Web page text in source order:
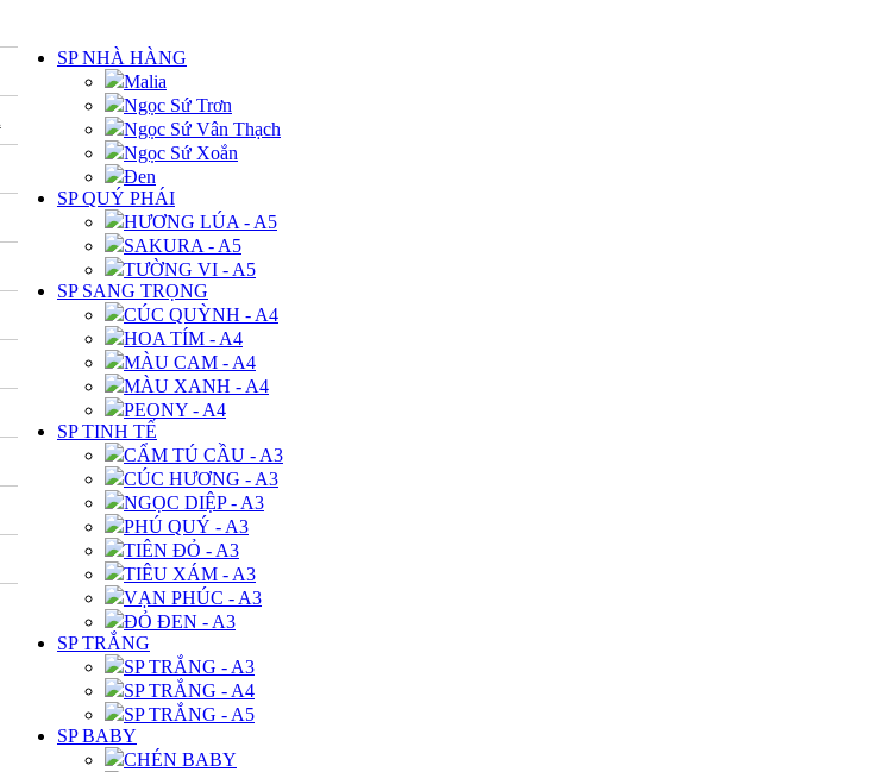
SP NHÀ HÀNG
Malia
Ngọc Sứ Trơn
Ngọc Sứ Vân Thạch
Ngọc Sứ Xoắn
Đen
SP QUÝ PHÁI
HƯƠNG LÚA - A5
SAKURA - A5
TƯỜNG VI - A5
SP SANG TRỌNG
CÚC QUỲNH - A4
HOA TÍM - A4
MÀU CAM - A4
MÀU XANH - A4
PEONY - A4
SP TINH TẾ
CẨM TÚ CẦU - A3
CÚC HƯƠNG - A3
NGỌC DIỆP - A3
PHÚ QUÝ - A3
TIÊN ĐỎ - A3
TIÊU XÁM - A3
VẠN PHÚC - A3
ĐỎ ĐEN - A3
SP TRẮNG
SP TRẮNG - A3
SP TRẮNG - A4
SP TRẮNG - A5
SP BABY
CHÉN BABY